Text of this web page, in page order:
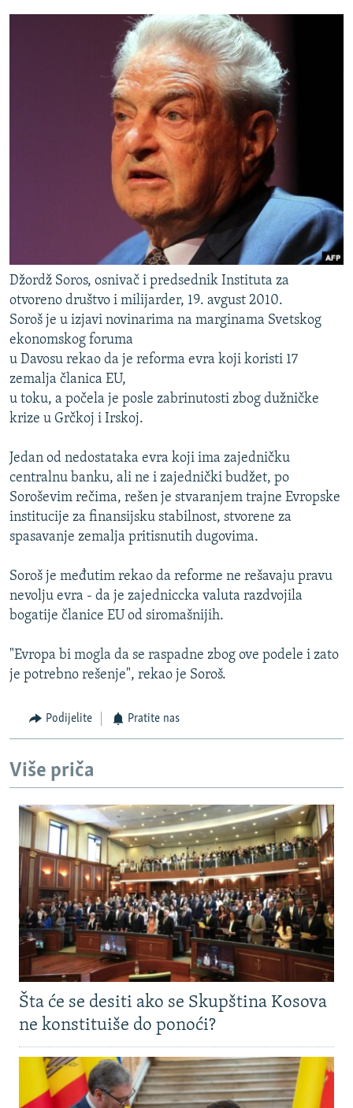
Džordž Soros, osnivač i predsednik Instituta za
otvoreno društvo i milijarder, 19. avgust 2010.
Soroš je u izjavi novinarima na marginama Svetskog
ekonomskog foruma
u Davosu rekao da je reforma evra koji koristi 17
zemalja članica EU,
u toku, a počela je posle zabrinutosti zbog dužničke
krize u Grčkoj i Irskoj.
Jedan od nedostataka evra koji ima zajedničku
centralnu banku, ali ne i zajednički budžet, po
Soroševim rečima, rešen je stvaranjem trajne Evropske
institucije za finansijsku stabilnost, stvorene za
spasavanje zemalja pritisnutih dugovima.
Soroš je međutim rekao da reforme ne rešavaju pravu
nevolju evra - da je zajedniccka valuta razdvojila
bogatije članice EU od siromašnijih.
"Evropa bi mogla da se raspadne zbog ove podele i zato
je potrebno rešenje", rekao je Soroš.
Podijelite Pratite nas
Više priča
Šta će se desiti ako se Skupština Kosova
ne konstituiše do ponoći?